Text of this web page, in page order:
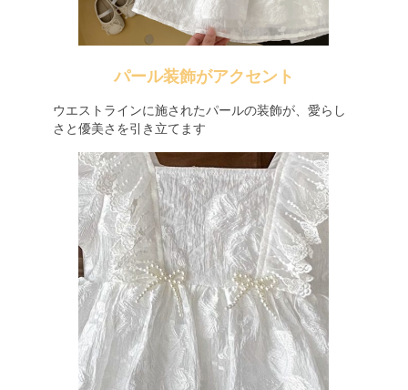
パール装飾がアクセント
ウエストラインに施されたパールの装飾が、愛らし
さと優美さを引き立てます